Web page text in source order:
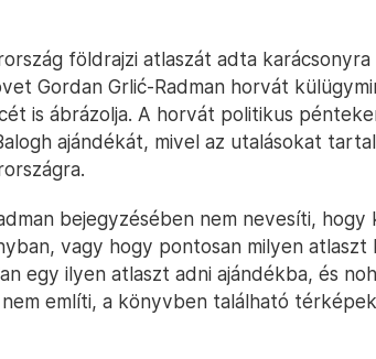
földrajzi atlaszát adta
Gordan Grlić-Radman horvát
is ábrázolja. A horvát politikus
ajándékát, mivel az utalásokat
bejegyzésében nem nevesíti,
vagy hogy pontosan milyen
egy ilyen atlaszt adni ajándékba, és
említi, a könyvben található